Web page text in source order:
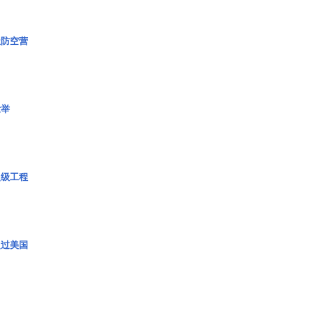
空营
工程
美国